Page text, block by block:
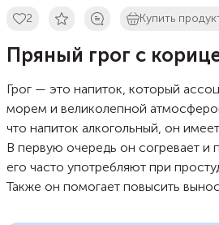
2 Купить
Пряный грог с
Грог — это напиток, который
морем и великолепной
что напиток алкогольный, он
В первую очередь он согревает и
его часто употребляют при
Также он помогает повысить